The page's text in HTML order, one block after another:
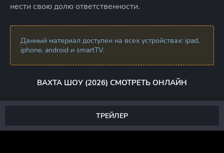
нести свою долю ответственности.
Данный материал доступен на всех устройствах: ipad,
iphone, android и smartTV.
ВАХТА ШОУ (2026) СМОТРЕТЬ ОНЛАЙН
ТРЕЙЛЕР